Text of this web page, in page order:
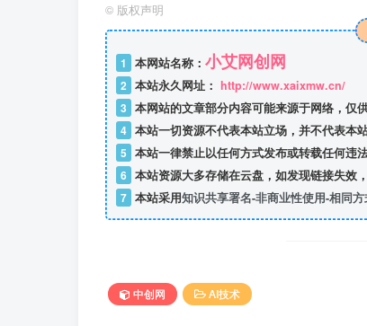
© 版权声明
1 本网站名称： 小艾网创网
2 本站永久网址： http://www.xaixmw.cn/
3 本网站的文章部分内容可能来源于网络，仅
4 本站一切资源不代表本站立场，并不代表本
5 本站一律禁止以任何方式发布或转载任何违
6 本站资源大多存储在云盘，如发现链接失效
7 本站采用知识共享署名-非商业性使用-相同
中创网 AI技术